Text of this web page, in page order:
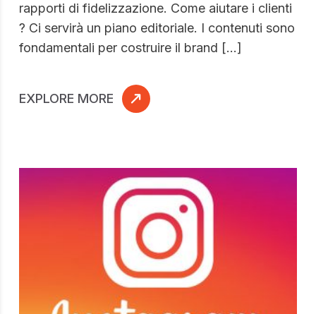
rapporti di fidelizzazione. Come aiutare i clienti
? Ci servirà un piano editoriale. I contenuti sono
fondamentali per costruire il brand […]
EXPLORE MORE